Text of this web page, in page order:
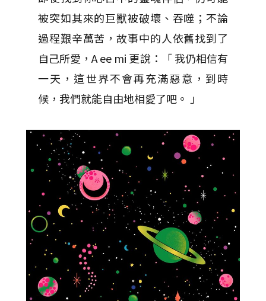
被突如其來的巨獸被破壞、吞噬；不論
過程艱辛萬苦，故事中的人依舊找到了
自己所愛，A ee mi 更說：「 我仍相信有
一天，這世界不會再充滿惡意，到時
候，我們就能自由地相愛了吧。 」